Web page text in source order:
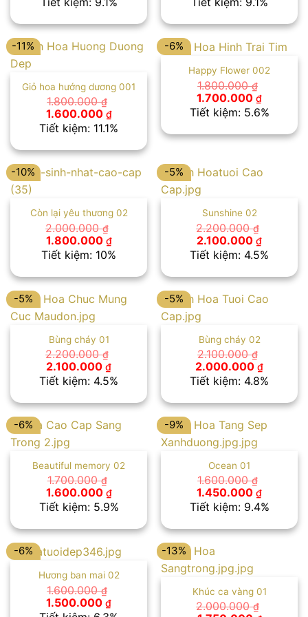
là:
tại
1.500.000 ₫.
là:
tại
-11%
Giỏ hoa hướng dương 001
1.800.000₫
Giá
gốc
là:
1.600.000 ₫Giá
hiện
tại
1.600.000 ₫.
Tiết kiệm: 11.1%
-6%
Happy Flower 002
1.800.000₫
Giá
gốc
là:
1.700.000 ₫Giá
hiện
tại
Tiết kiệm: 5.6%
-10%
Còn lại yêu thương 02
2.000.000₫
Giá
gốc
là:
1.800.000 ₫Giá
hiện
tại
1.800.000 ₫.
Tiết kiệm: 10%
-5%
Sunshine 02
2.200.000₫
Giá
gốc
là:
2.100.000 ₫Giá
hiện
tại
Tiết kiệm: 4.5%
-5%
Bùng cháy 01
2.200.000₫
Giá
gốc
là:
2.100.000 ₫Giá
hiện
tại
2.100.000 ₫.
Tiết kiệm: 4.5%
-5%
Bùng cháy 02
2.100.000₫
Giá
gốc
là:
2.000.000 ₫Giá
hiện
tại
Tiết kiệm: 4.8%
-6%
Beautiful memory 02
1.700.000₫
Giá
gốc
là:
1.600.000 ₫Giá
hiện
tại
1.600.000 ₫.
Tiết kiệm: 5.9%
-9%
Ocean 01
1.600.000₫
Giá
gốc
là:
1.450.000 ₫Giá
hiện
tại
Tiết kiệm: 9.4%
-6%
Hương ban mai 02
1.600.000₫
Giá
gốc
1.500.000 ₫Giá
hiện
-13%
Khúc ca vàng 01
2.000.000₫